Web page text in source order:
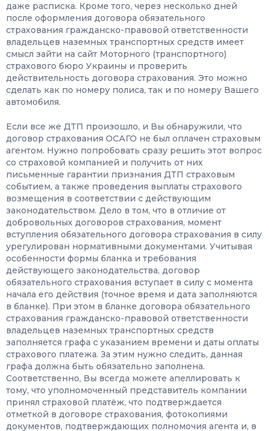
даже расписка. Кроме того, через несколько дней
после оформления договора обязательного
страхования гражданско-правовой ответственности
владельцев наземных транспортных средств имеет
смысл зайти на сайт Моторного (транспортного)
страхового бюро Украины и проверить
действительность договора страхования. Это можно
сделать как по номеру полиса, так и по номеру Вашего
автомобиля.
Если все же ДТП произошло, и Вы обнаружили, что
договор страхования ОСАГО не был оплачен страховым
агентом. Нужно попробовать сразу решить этот вопрос
со страховой компанией и получить от них
письменные гарантии признания ДТП страховым
событием, а также проведения выплаты страхового
возмещения в соответствии с действующим
законодательством. Дело в том, что в отличие от
добровольных договоров страхования, момент
вступления обязательного договора страхования в силу
урегулирован нормативными документами. Учитывая
особенности формы бланка и требования
действующего законодательства, договор
обязательного страхования вступает в силу с момента
начала его действия (точное время и дата заполняются
в бланке). При этом в бланке договора обязательного
страхования гражданско-правовой ответственности
владельцев наземных транспортных средств
заполняется графа с указанием времени и даты оплаты
страхового платежа. За этим нужно следить, данная
графа должна быть обязательно заполнена.
Соответственно, Вы всегда можете апеллировать к
тому, что уполномоченный представитель компании
принял страховой платёж, что подтверждается
отметкой в договоре страхования, фотокопиями
документов, подтверждающих полномочия агента и, в